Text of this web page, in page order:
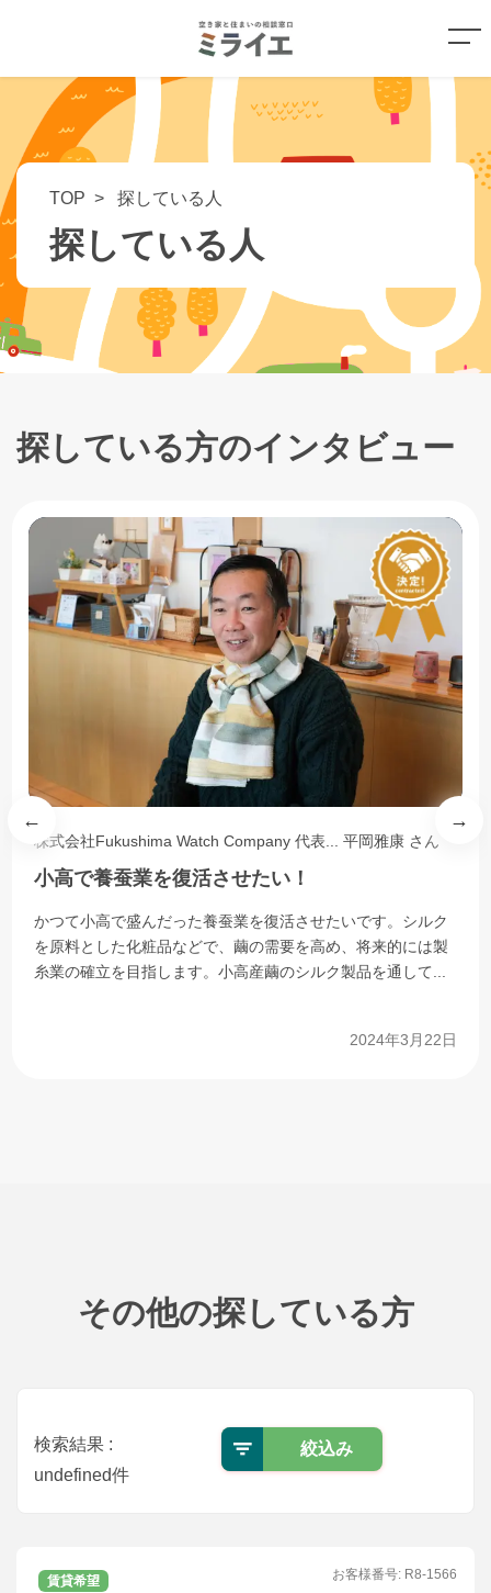
TOP 探している人
探している人
探している方のインタビュー
株式会社Fukushima Watch Company 代表... 平岡雅康 さん
小高で養蚕業を復活させたい！
かつて小高で盛んだった養蚕業を復活させたいです。シルク
を原料とした化粧品などで、繭の需要を高め、将来的には製
糸業の確立を目指します。小高産繭のシルク製品を通して...
2024年3月22日
その他の探している方
検索結果 :
undefined件
絞込み
賃貸希望 お客様番号: R8-1566